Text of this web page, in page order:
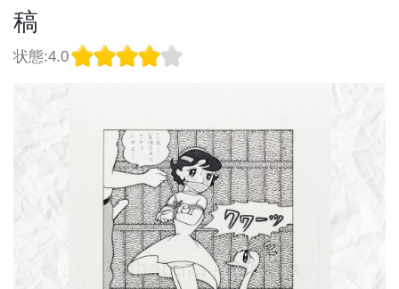
稿
状態:4.0